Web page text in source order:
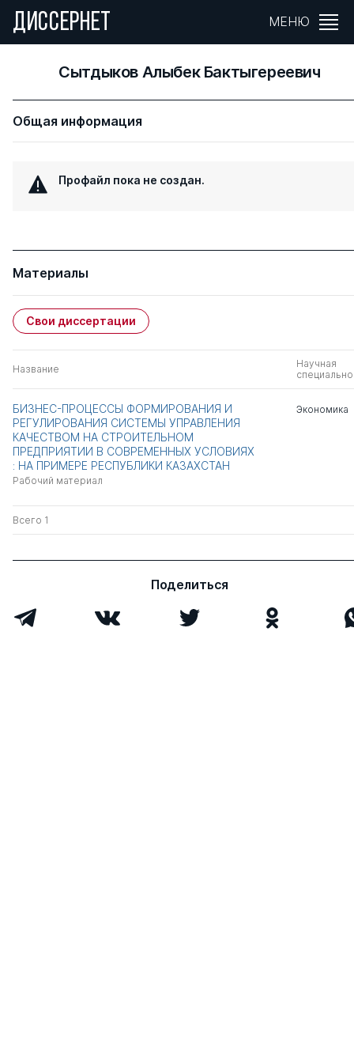
ДИССЕРНЕТ МЕНЮ
Сытдыков Алыбек Бактыгереевич
Общая информация
Профайл пока не создан.
Материалы
Свои диссертации
Название
Научная
БИЗНЕС-ПРОЦЕССЫ ФОРМИРОВАНИЯ И
РЕГУЛИРОВАНИЯ СИСТЕМЫ УПРАВЛЕНИЯ
КАЧЕСТВОМ НА СТРОИТЕЛЬНОМ
ПРЕДПРИЯТИИ В СОВРЕМЕННЫХ УСЛОВИЯХ
: НА ПРИМЕРЕ РЕСПУБЛИКИ КАЗАХСТАН
Рабочий материал
Экономика
Всего 1
Поделиться